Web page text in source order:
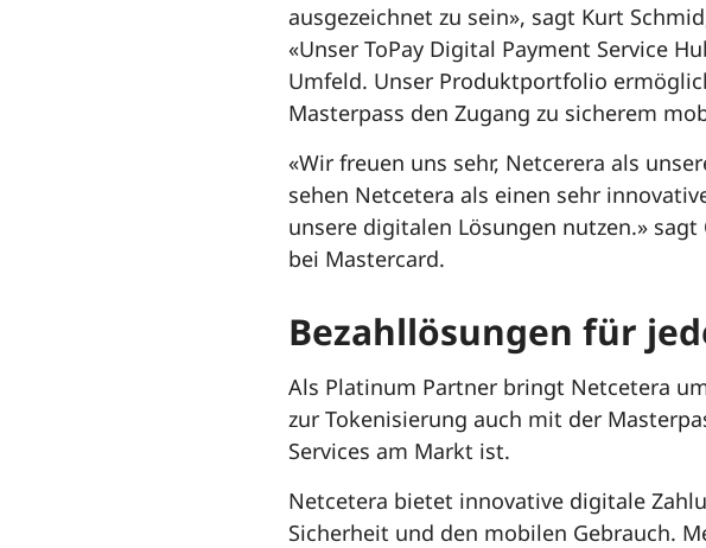
ausgezeichnet zu sein», sagt Kurt
«Unser ToPay Digital Payment Service
Umfeld. Unser Produktportfolio
Masterpass den Zugang zu sicherem
«Wir freuen uns sehr, Netcerera als
sehen Netcetera als einen sehr
unsere digitalen Lösungen nutzen.»
bei Mastercard.
Bezahllösungen für
Als Platinum Partner bringt Netcetera
zur Tokenisierung auch mit der
Services am Markt ist.
Netcetera bietet innovative digitale
Sicherheit und den mobilen Gebrauch.